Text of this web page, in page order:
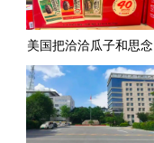
美国把洽洽瓜子和思念
水饺列入了黑名单，怎
么回事？